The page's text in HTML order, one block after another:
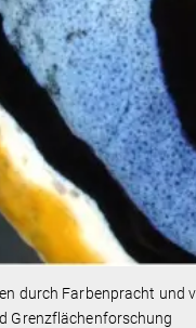
durch Farbenpracht und
Grenzflächenforschung